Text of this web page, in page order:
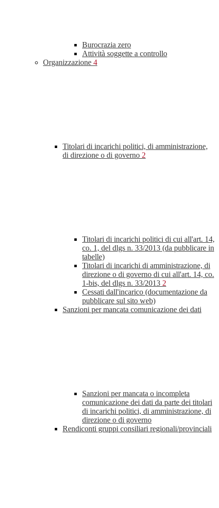
Burocrazia zero
Attività soggette a controllo
Organizzazione 4
Titolari di incarichi politici, di amministrazione,
di direzione o di governo 2
Titolari di incarichi politici di cui all'art. 14,
co. 1, del dlgs n. 33/2013 (da pubblicare in
tabelle)
Titolari di incarichi di amministrazione, di
direzione o di governo di cui all'art. 14, co.
1-bis, del dlgs n. 33/2013 2
Cessati dall'incarico (documentazione da
pubblicare sul sito web)
Sanzioni per mancata comunicazione dei dati
Sanzioni per mancata o incompleta
comunicazione dei dati da parte dei titolari
di incarichi politici, di amministrazione, di
direzione o di governo
Rendiconti gruppi consiliari regionali/provinciali